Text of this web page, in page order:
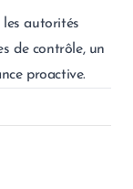
autorités
de contrôle, un
proactive.